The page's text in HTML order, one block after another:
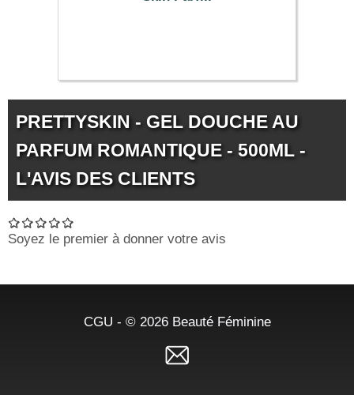
PRETTYSKIN - GEL DOUCHE AU
PARFUM ROMANTIQUE - 500ML -
L'AVIS DES CLIENTS
Soyez le premier à donner votre avis
CGU - © 2026 Beauté Féminine